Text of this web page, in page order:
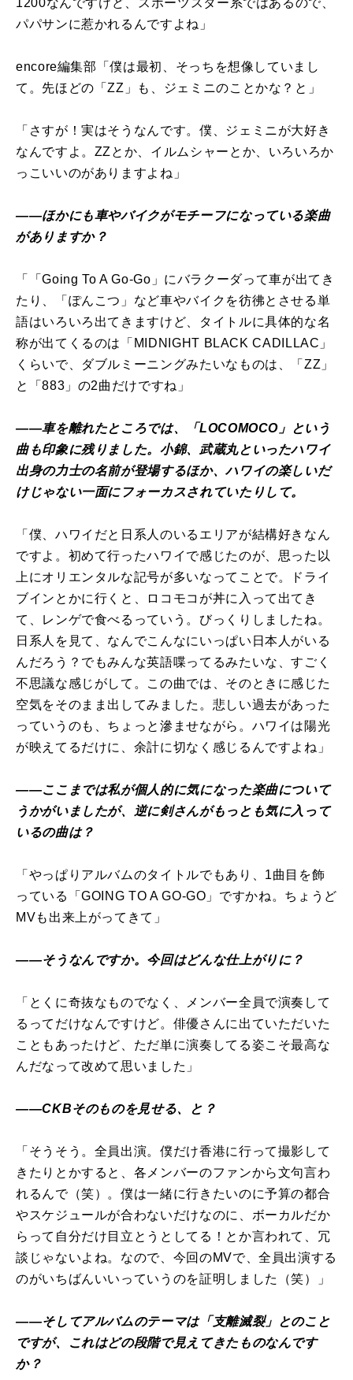
1200なんですけど、スポーツスター系ではあるので、
パパサンに惹かれるんですよね」
encore編集部「僕は最初、そっちを想像していまし
て。先ほどの「ZZ」も、ジェミニのことかな？と」
「さすが！実はそうなんです。僕、ジェミニが大好き
なんですよ。ZZとか、イルムシャーとか、いろいろか
っこいいのがありますよね」
――ほかにも車やバイクがモチーフになっている楽曲
がありますか？
「「Going To A Go-Go」にバラクーダって車が出てき
たり、「ぽんこつ」など車やバイクを彷彿とさせる単
語はいろいろ出てきますけど、タイトルに具体的な名
称が出てくるのは「MIDNIGHT BLACK CADILLAC」
くらいで、ダブルミーニングみたいなものは、「ZZ」
と「883」の2曲だけですね」
――車を離れたところでは、「LOCOMOCO」という
曲も印象に残りました。小錦、武蔵丸といったハワイ
出身の力士の名前が登場するほか、ハワイの楽しいだ
けじゃない一面にフォーカスされていたりして。
「僕、ハワイだと日系人のいるエリアが結構好きなん
ですよ。初めて行ったハワイで感じたのが、思った以
上にオリエンタルな記号が多いなってことで。ドライ
ブインとかに行くと、ロコモコが丼に入って出てき
て、レンゲで食べるっていう。びっくりしましたね。
日系人を見て、なんでこんなにいっぱい日本人がいる
んだろう？でもみんな英語喋ってるみたいな、すごく
不思議な感じがして。この曲では、そのときに感じた
空気をそのまま出してみました。悲しい過去があった
っていうのも、ちょっと滲ませながら。ハワイは陽光
が映えてるだけに、余計に切なく感じるんですよね」
――ここまでは私が個人的に気になった楽曲について
うかがいましたが、逆に剣さんがもっとも気に入って
いるの曲は？
「やっぱりアルバムのタイトルでもあり、1曲目を飾
っている「GOING TO A GO-GO」ですかね。ちょうど
MVも出来上がってきて」
――そうなんですか。今回はどんな仕上がりに？
「とくに奇抜なものでなく、メンバー全員で演奏して
るってだけなんですけど。俳優さんに出ていただいた
こともあったけど、ただ単に演奏してる姿こそ最高な
んだなって改めて思いました」
――CKBそのものを見せる、と？
「そうそう。全員出演。僕だけ香港に行って撮影して
きたりとかすると、各メンバーのファンから文句言わ
れるんで（笑）。僕は一緒に行きたいのに予算の都合
やスケジュールが合わないだけなのに、ボーカルだか
らって自分だけ目立とうとしてる！とか言われて、冗
談じゃないよね。なので、今回のMVで、全員出演する
のがいちばんいいっていうのを証明しました（笑）」
――そしてアルバムのテーマは「支離滅裂」とのこと
ですが、これはどの段階で見えてきたものなんです
か？